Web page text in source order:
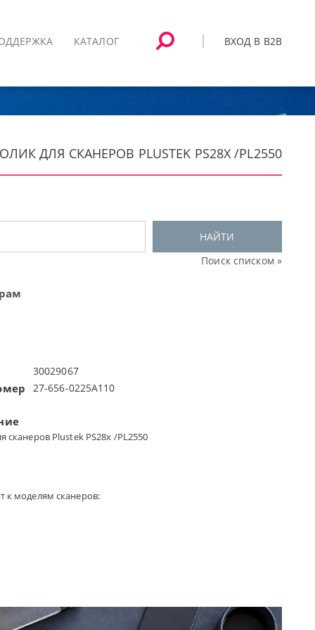
ВХОД В B2B
КАТАЛОГ
ДЛЯ СКАНЕРОВ PLUSTEK PS28X /PL2550
НАЙТИ
Поиск списком »
30029067
27-656-0225A110
сканеров Plustek PS28x /PL2550
к моделям сканеров: